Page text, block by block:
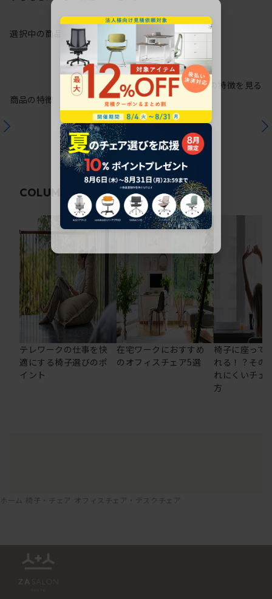
選択中の商品情報保証 注意事項
商品の特徴
シリーズの特徴を見る
COLUMN 関連コラム
テレワークの仕事を快
適にする椅子選びのポ
イント
在宅ワークにおすすめ
のオフィスチェア5選
椅子に座って
れる！？その
れにくいチェ
方
ホーム 椅子・チェア オフィスチェア・デスクチェア